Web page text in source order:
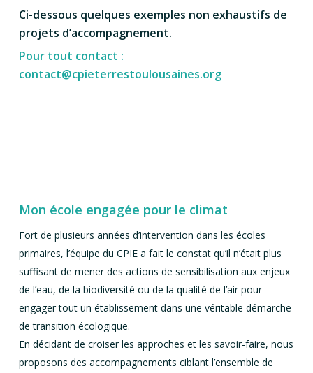
Ci-dessous quelques exemples non exhaustifs de
projets d’accompagnement.
Pour tout contact :
contact@cpieterrestoulousaines.org
Mon école engagée pour le climat
Fort de plusieurs années d’intervention dans les écoles
primaires, l’équipe du CPIE a fait le constat qu’il n’était plus
suffisant de mener des actions de sensibilisation aux enjeux
de l’eau, de la biodiversité ou de la qualité de l’air pour
engager tout un établissement dans une véritable démarche
de transition écologique.
En décidant de croiser les approches et les savoir-faire, nous
proposons des accompagnements ciblant l’ensemble de